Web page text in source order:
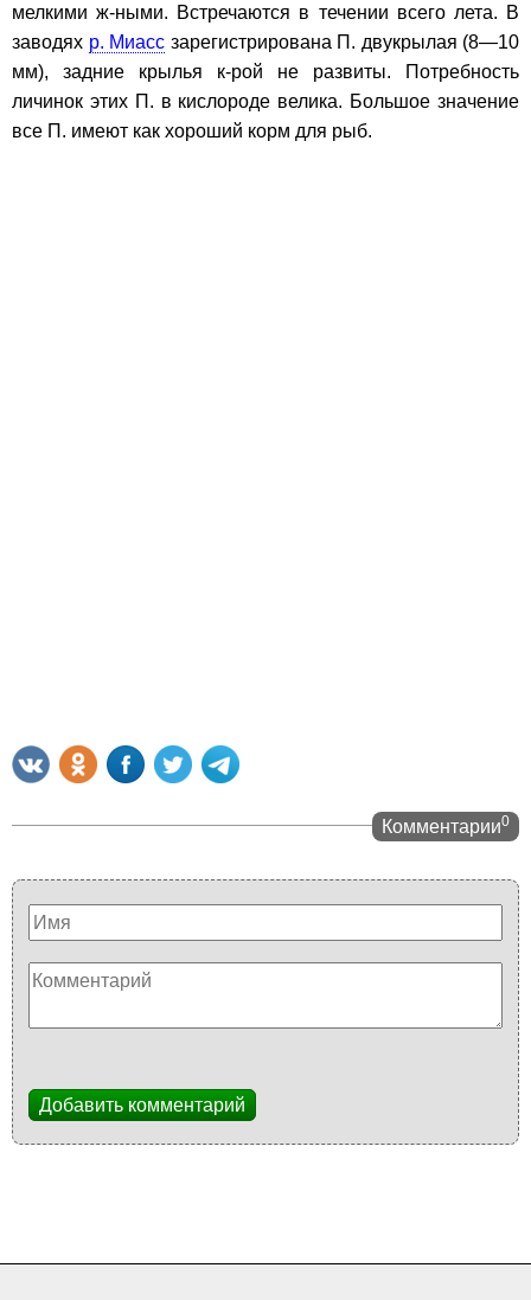
мелкими ж-ными. Встречаются в течении всего лета. В
заводях р. Миасс зарегистрирована П. двукрылая (8—10
мм), задние крылья к-рой не развиты. Потребность
личинок этих П. в кислороде велика. Большое значение
все П. имеют как хороший корм для рыб.
Комментарии0
Добавить комментарий